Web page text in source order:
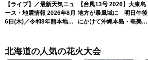
【ライブ】／最新天気ニュ
ース・地震情報 2026年8月
6日(木)／令和8年熊本地震
ースLiVEアフタヌーン・青
原桃香／本田竜也〉
【台風13号 2026】大東島
地方が暴風域に 明日午後
にかけて沖縄本島・奄美通
北海道の人気の花火大会